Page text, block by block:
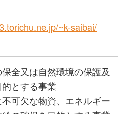
~k-saibai/
全又は自然環境の保護及
とする事業
可欠な物資、エネルギー